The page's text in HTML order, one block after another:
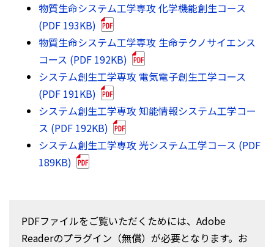
物質生命システム工学専攻 化学機能創生コース
(PDF 193KB)
物質生命システム工学専攻 生命テクノサイエンス
コース (PDF 192KB)
システム創生工学専攻 電気電子創生工学コース
(PDF 191KB)
システム創生工学専攻 知能情報システム工学コー
ス (PDF 192KB)
システム創生工学専攻 光システム工学コース (PDF
189KB)
PDFファイルをご覧いただくためには、Adobe
Readerのプラグイン（無償）が必要となります。お